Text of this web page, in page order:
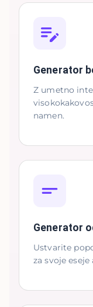
Generator
Z umetno
namen.
Generator
Ustvarite
za svoje eseje